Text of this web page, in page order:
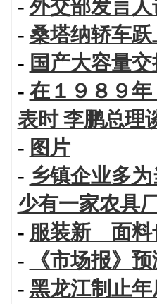
- 外交部发言
- 桑塔纳轿车
- 国产大容量
- 在１９８９
表时 李鹏总理
- 图片
- 乡镇企业多
少有一家农具
- 服装新 面料
-
《市场报》
- 黑龙江制止